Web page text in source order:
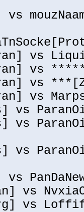
vs
vs
vs
vs
vs
vs
vs
vs
vs
vs